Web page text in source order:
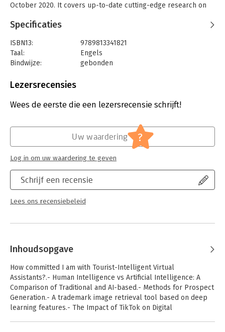
October 2020. It covers up-to-date cutting-edge research on
augmented reality in marketing, business intelligence
data science, web marketing, e-commerce and v-commerce,
social media and networking, geomarketing and IoT, marketing
automation and inbound marketing, machine learning applied
neuromarketing technologies.
Specificaties
ISBN13:
9789813341821
Taal:
Engels
Bindwijze:
gebonden
Serie:
Lezersrecensies
Wees de eerste die een lezersrecensie schrijft!
Schrijf een recensie
Lees ons recensiebeleid
Uw waardering ?
Log in om uw waardering te geven
Inhoudsopgave
How committed I am with Tourist-Intelligent Virtual
Assistants?.- Human Intelligence vs Artificial Intelligence: A
Comparison of Traditional and AI-based.- Methods for Prospect
Generation.- A trademark image retrieval tool based on deep
learning features.- The Impact of TikTok on Digital